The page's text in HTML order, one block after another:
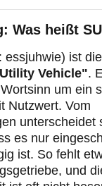
Was heißt
essjuhwie) ist
Vehicle".
um ein
Nutzwert. Vom
unterscheidet
es nur
ist. So fehlt
und